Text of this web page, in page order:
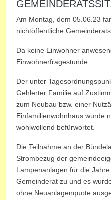
Am Montag, dem 05.06.23
nichtöffentliche
Da keine Einwohner
Einwohnerfragestunde.
Der unter
Gehlerter Familie auf
zum Neubau bzw. einer
Einfamilienwohnhaus wurde
wohlwollend befürwortet.
Die Teilnahme an der
Strombezug der
Lampenanlagen für die
Gemeinderat zu und es
ohne Neuanlagenquote